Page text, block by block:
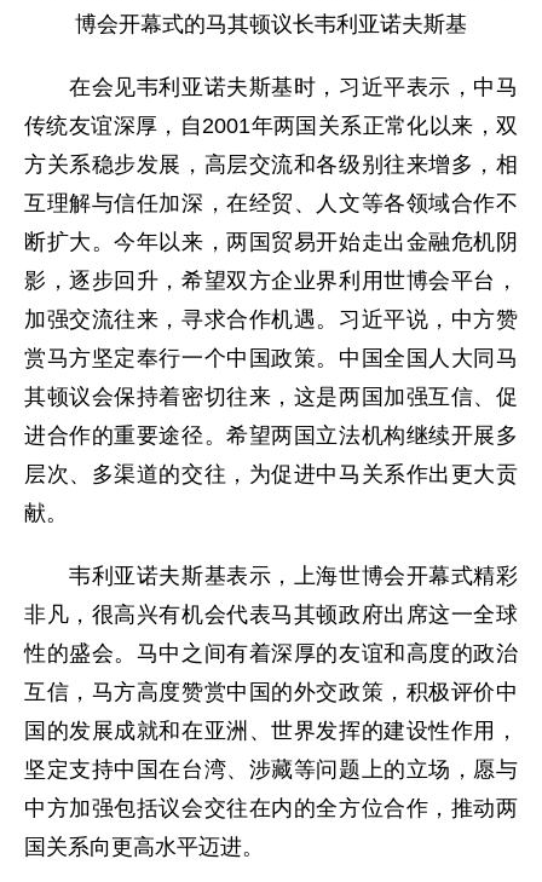
博会开幕式的马其顿议长韦利亚诺夫斯基
在会见韦利亚诺夫斯基时，习近平表示，中马
传统友谊深厚，自2001年两国关系正常化以来，双
方关系稳步发展，高层交流和各级别往来增多，相
互理解与信任加深，在经贸、人文等各领域合作不
断扩大。今年以来，两国贸易开始走出金融危机阴
影，逐步回升，希望双方企业界利用世博会平台，
加强交流往来，寻求合作机遇。习近平说，中方赞
赏马方坚定奉行一个中国政策。中国全国人大同马
其顿议会保持着密切往来，这是两国加强互信、促
进合作的重要途径。希望两国立法机构继续开展多
层次、多渠道的交往，为促进中马关系作出更大贡
献。
韦利亚诺夫斯基表示，上海世博会开幕式精彩
非凡，很高兴有机会代表马其顿政府出席这一全球
性的盛会。马中之间有着深厚的友谊和高度的政治
互信，马方高度赞赏中国的外交政策，积极评价中
国的发展成就和在亚洲、世界发挥的建设性作用，
坚定支持中国在台湾、涉藏等问题上的立场，愿与
中方加强包括议会交往在内的全方位合作，推动两
国关系向更高水平迈进。